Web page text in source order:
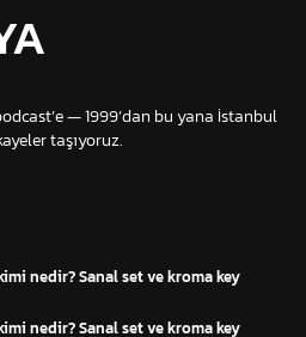
— 1999’dan bu yana İstanbul
taşıyoruz.
nedir? Sanal set ve kroma key
nedir? Sanal set ve kroma key